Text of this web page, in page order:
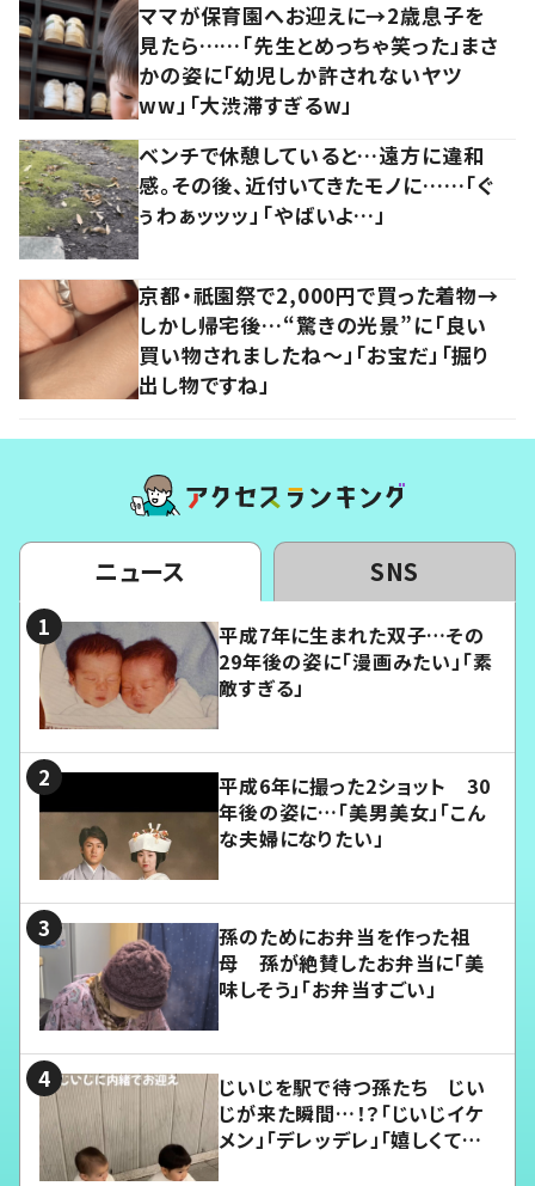
ママが保育園へお迎えに→2歳息子を
見たら……「先生とめっちゃ笑った」まさ
かの姿に「幼児しか許されないヤツ
ww」「大渋滞すぎるw」
ベンチで休憩していると…遠方に違和
感。その後、近付いてきたモノに……「ぐ
ぅわぁッッッ」「やばいよ…」
京都・祇園祭で2,000円で買った着物→
しかし帰宅後…“驚きの光景”に「良い
買い物されましたね～」「お宝だ」「掘り
出し物ですね」
ニュース SNS
平成7年に生まれた双子…その
29年後の姿に「漫画みたい」「素
敵すぎる」
平成6年に撮った2ショット 30
年後の姿に…「美男美女」「こん
な夫婦になりたい」
孫のためにお弁当を作った祖
母 孫が絶賛したお弁当に「美
味しそう」「お弁当すごい」
じいじを駅で待つ孫たち じい
じが来た瞬間…！？「じいじイケ
メン」「デレッデレ」「嬉しくて可